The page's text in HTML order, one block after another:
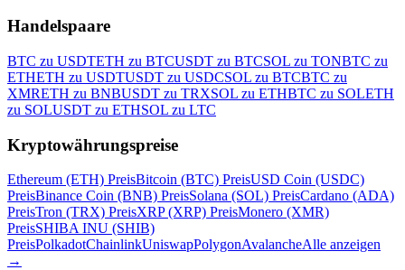
Handelspaare
BTC zu USDTETH zu BTCUSDT zu BTCSOL zu TONBTC zu
ETHETH zu USDTUSDT zu USDCSOL zu BTCBTC zu
XMRETH zu BNBUSDT zu TRXSOL zu ETHBTC zu SOLETH
zu SOLUSDT zu ETHSOL zu LTC
Kryptowährungspreise
Ethereum (ETH) PreisBitcoin (BTC) PreisUSD Coin (USDC)
PreisBinance Coin (BNB) PreisSolana (SOL) PreisCardano (ADA)
PreisTron (TRX) PreisXRP (XRP) PreisMonero (XMR)
PreisSHIBA INU (SHIB)
PreisPolkadotChainlinkUniswapPolygonAvalancheAlle anzeigen
→